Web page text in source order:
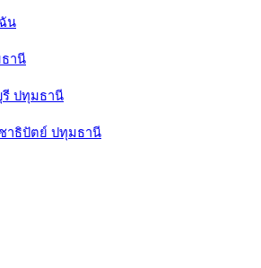
น
านี
ปทุมธานี
าธิปัตย์ ปทุมธานี